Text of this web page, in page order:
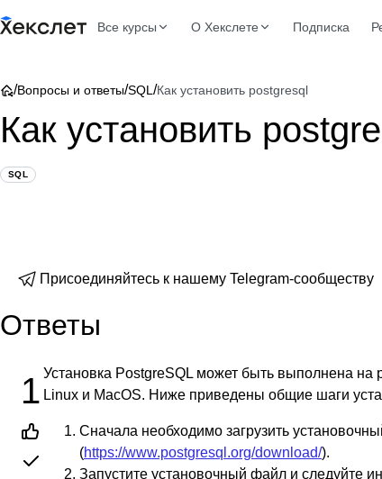
Все курсы О Хекслете Подписка
/Вопросы и ответы/SQL /Как установить postgresql
Как установить
SQL
Присоединяйтесь к нашему Telegram-сообществу
Ответы
1 Установка PostgreSQL может быть выполнена на
Linux и MacOS. Ниже приведены общие шаги
Сначала необходимо загрузить
(https://www.postgresql.org/download/).
Запустите установочный файл и следуйте